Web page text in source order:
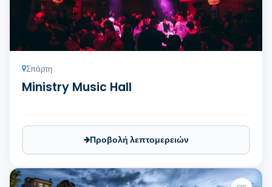
Σπάρτη
Ministry Music Hall
Προβολή λεπτομερειών